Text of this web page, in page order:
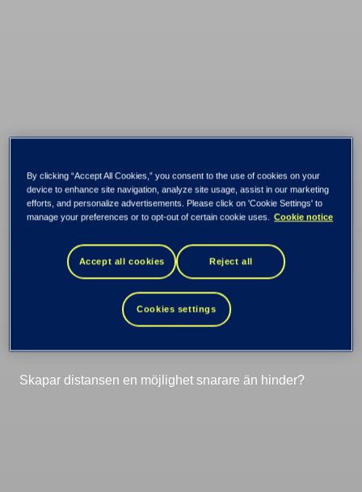
Är ett
distansledarskap
mer demokratiskt?
Skapar distansen en möjlighet snarare än hinder?
By clicking “Accept All Cookies,” you consent to the use of cookies on your
device to enhance site navigation, analyze site usage, assist in our marketing
efforts, and personalize advertisements. Please click on 'Cookie Settings' to
manage your preferences or to opt-out of certain cookie uses.
Cookie notice
Accept all cookies Reject all
Cookies settings